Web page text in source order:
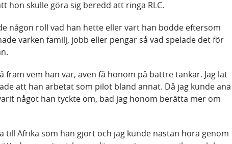
hon skulle göra sig beredd att ringa RLC.
någon roll vad han hette eller vart han bodde eftersom
varken familj, jobb eller pengar så vad spelade det för
fram vem han var, även få honom på bättre tankar. Jag lät
att han arbetat som pilot bland annat. Då jag kunde ana
något han tyckte om, bad jag honom berätta mer om
till Afrika som han gjort och jag kunde nästan höra genom